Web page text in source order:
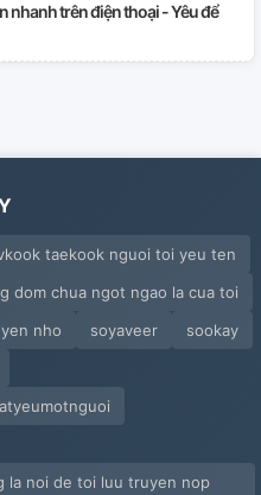
trên điện thoại - Yêu để
taekook nguoi toi yeu ten
dom chua ngot ngao la cua toi
nho
soyaveer
sookay
la noi de toi luu truyen nop